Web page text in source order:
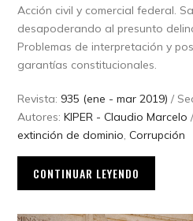
Acción civil y comercial federal.
desapoderando al presunto
Problemas de interpretación y
garantías constitucionales.
Revista: 935 (ene - mar 2019) /
Autores:KIPER - Claudio Marcelo
extinción de dominio,Corrupción
CONTINUAR LEYENDO